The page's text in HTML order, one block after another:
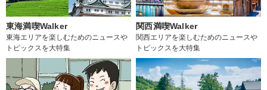
東海満喫Walker
東海エリアを楽しむためのニュースや
トピックスを大特集
関西満喫Walker
関西エリアを楽しむためのニュースや
トピックスを大特集